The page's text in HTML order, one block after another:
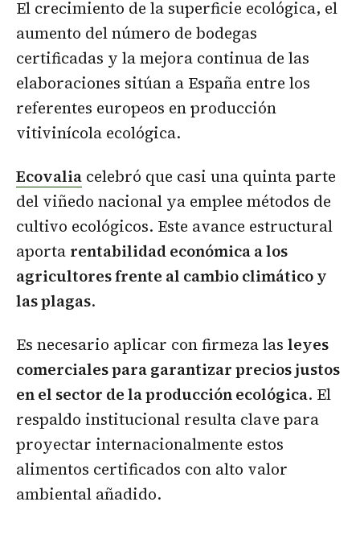
El crecimiento de la superficie ecológica, el
aumento del número de bodegas
certificadas y la mejora continua de las
elaboraciones sitúan a España entre los
referentes europeos en producción
vitivinícola ecológica.
Ecovalia celebró que casi una quinta parte
del viñedo nacional ya emplee métodos de
cultivo ecológicos. Este avance estructural
aporta rentabilidad económica a los
agricultores frente al cambio climático y
las plagas.
Es necesario aplicar con firmeza las leyes
comerciales para garantizar precios justos
en el sector de la producción ecológica. El
respaldo institucional resulta clave para
proyectar internacionalmente estos
alimentos certificados con alto valor
ambiental añadido.